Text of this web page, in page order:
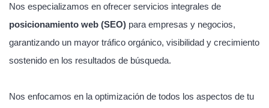
Nos especializamos en ofrecer servicios integrales de
posicionamiento web (SEO) para empresas y negocios,
garantizando un mayor tráfico orgánico, visibilidad y crecimiento
sostenido en los resultados de búsqueda.
Nos enfocamos en la optimización de todos los aspectos de tu